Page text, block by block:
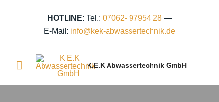
HOTLINE: Tel.: 07062- 97954 28 —
E-Mail: info@kek‑abwassertechnik.de
K.E.K Abwassertechnik GmbH
Hauptmenü